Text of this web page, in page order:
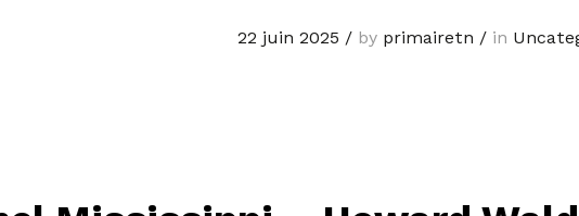
22 juin 2025 / by primairetn / in